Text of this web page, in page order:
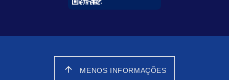
arrow_upward MENOS INFORMAÇÕES